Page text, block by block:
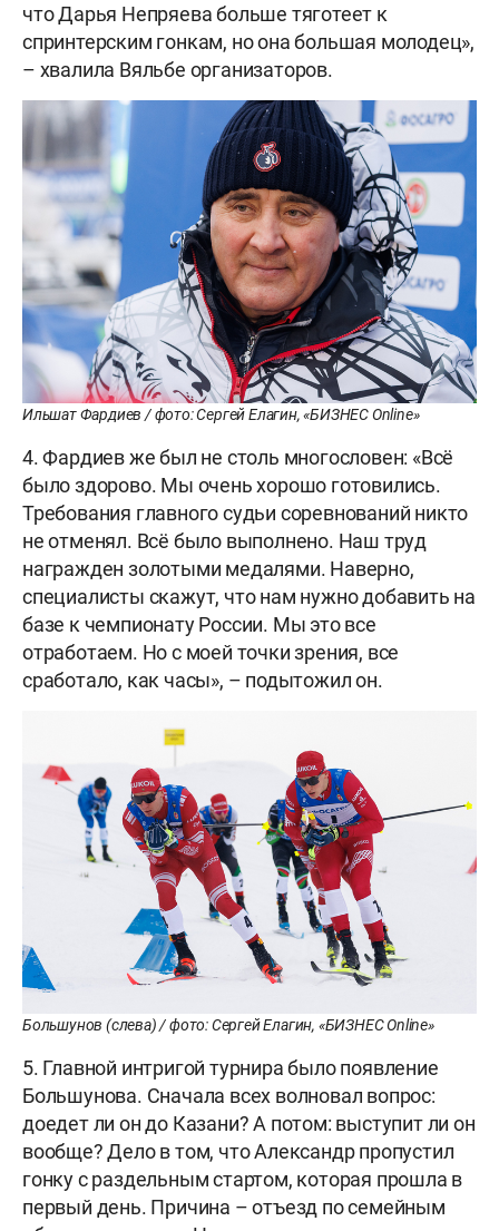
что Дарья Непряева больше тяготеет к
спринтерским гонкам, но она большая молодец»,
– хвалила Вяльбе организаторов.
Ильшат Фардиев / фото: Сергей Елагин, «БИЗНЕС Online»
4. Фардиев же был не столь многословен: «Всё
было здорово. Мы очень хорошо готовились.
Требования главного судьи соревнований никто
не отменял. Всё было выполнено. Наш труд
награжден золотыми медалями. Наверно,
специалисты скажут, что нам нужно добавить на
базе к чемпионату России. Мы это все
отработаем. Но с моей точки зрения, все
сработало, как часы», – подытожил он.
Большунов (слева) / фото: Сергей Елагин, «БИЗНЕС Online»
5. Главной интригой турнира было появление
Большунова. Сначала всех волновал вопрос:
доедет ли он до Казани? А потом: выступит ли он
вообще? Дело в том, что Александр пропустил
гонку с раздельным стартом, которая прошла в
первый день. Причина – отъезд по семейным